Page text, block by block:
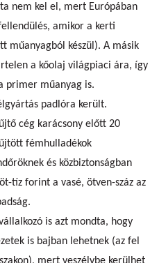
nem kel el, mert Európában
amikor a kerti
műanyagból készül). A másik
a kőolaj világpiaci ára, így
primer műanyag is.
padlóra került.
cég karácsony előtt 20
fémhulladékok
és közbiztonságban
tíz forint a vasé, ötven-száz az
is azt mondta, hogy
is bajban lehetnek (az fel